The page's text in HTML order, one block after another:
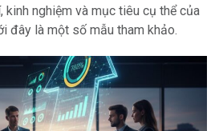
kinh nghiệm và mục tiêu cụ thể của
đây là một số mẫu tham khảo.